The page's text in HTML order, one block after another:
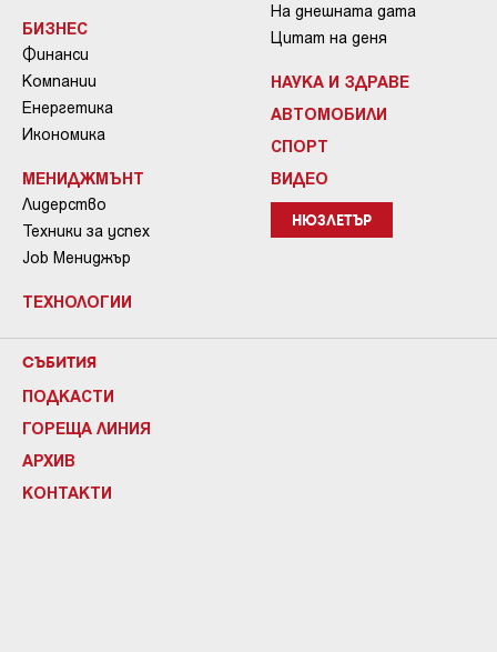
БИЗНЕС
Финанси
Компании
Енергетика
Икономика
МЕНИДЖМЪНТ
Лидерство
Техники за успех
Job Мениджър
ТЕХНОЛОГИИ
На днешната дата
Цитат на деня
НАУКА И ЗДРАВЕ
АВТОМОБИЛИ
СПОРТ
ВИДЕО
НЮЗЛЕТЪР
СЪБИТИЯ
ПОДКАСТИ
ГОРЕЩА ЛИНИЯ
АРХИВ
КОНТАКТИ